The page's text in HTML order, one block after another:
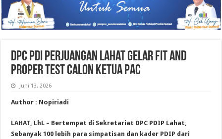
DPC PDI Perjuangan Lahat Gelar Fit and
Proper Test Calon Ketua PAC
Juni 13, 2026
Author : Nopiriadi
LAHAT, LhL – Bertempat di Sekretariat DPC PDIP Lahat,
Sebanyak 100 lebih para simpatisan dan kader PDIP dari